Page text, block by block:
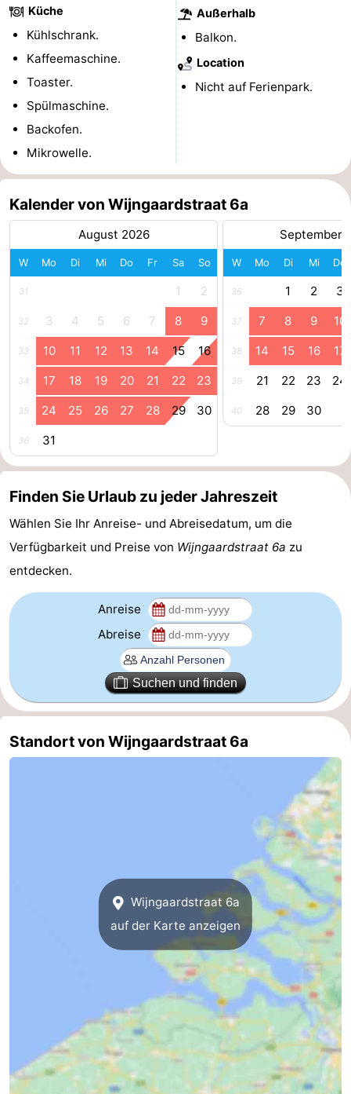
Reitschulen
-
Sportangeln
Mondriaan
Essen
trinken
Veranstaltungen
Ringstechen
Forum
Route
Parken
Reisebuchshop
Adressen
Region
Zeeland
Schouwen-
Brouwershaven
-
Zierikzee
-
de
Westkapelle
-
Küche
Kühlschrank.
Kaffeemaschine.
Toaster.
Spülmaschine.
Backofen.
Mikrowelle.
Außerhalb
Balkon.
Location
Nicht auf Ferienpark.
Kalender von Wijngaardstraat 6a
August 2026
W Mo Di Mi Do Fr Sa So
31 1 2
32 3 4 5 6 7 8 9
33 10 11 12 13 14 15 16
34 17 18 19 20 21 22 23
35 24 25 26 27 28 29 30
36 31
September
W Mo Di Mi Do
36 1 2 3
37 7 8 9 10
38 14 15 16 17
39 21 22 23 24
40 28 29 30
Finden Sie Urlaub zu jeder Jahreszeit
Wählen Sie Ihr Anreise- und Abreisedatum, um die
Verfügbarkeit und Preise von Wijngaardstraat 6a zu
entdecken.
Anreise
Abreise
Suchen und finden
Standort von Wijngaardstraat 6a
Wijngaardstraat 6a
auf der Karte anzeigen